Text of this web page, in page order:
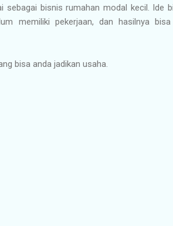
sebagai bisnis rumahan modal kecil. Ide
memiliki pekerjaan, dan hasilnya
bisa anda jadikan usaha.